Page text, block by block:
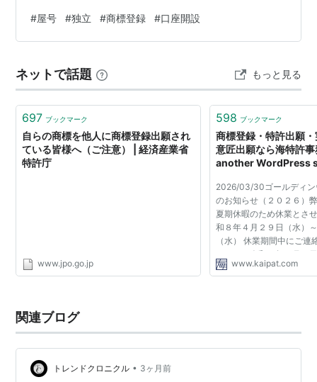
（第２項以下略）
なお、特許権／実用新案権／意匠権では、創作をした者
がまず「特許／実用新案登録／意匠登録を受ける権利」
を取得し、他の者は創作者からこの権利を譲り受けなけ
れば出願ができませんが（著作権も「著作者」がまず取
得する）、商標権についてはそのような規定がありませ
ん。これは、商標権が、特許権・実用新案権・意匠権と
は異なり、商標を創作したこと自体の価値を認める建前
に立っていない（いわば、商標を「創作物」ではなく単
なる「選択物」として捉えている）ためです。
（参考）
特許法第29条第1項柱書 産業上利用することがで
きる発明をした者は、次に掲げる発明を除き、そ
の発明について特許を受けることができる。
もある。 Web業界で活動する場合、提供するサービスが
直感的に伝わる言葉を盛り込むのが効果的だ。職種名が
ある。また、銀行口座の開設などを想定し、聞き取りや
すく書きやすい名称にすることも重要だろう。複雑な綴
りや発音が難しい言葉は、実務上のミスやストレス…
#屋号 #独立 #商標登録 #口座開設
ネットで話題 もっと見る
697 ブックマーク
自らの商標を他人に商標登録出願され
ている皆様へ（ご注意） | 経済産業省
特許庁
www.jpo.go.jp
598 ブックマーク
商標登録・特許出願
意匠出願なら海特許
another WordPress
2026/03/30ゴールディン
のお知らせ（２０２６）
夏期休暇のため休業と
和８年４月２９日（水）
（水） 休業期間中にご
しては、令和８年５月７
対応させて頂きます。 大
www.kaipat.com
関連ブログ
トレンドクロニクル • 3ヶ月前